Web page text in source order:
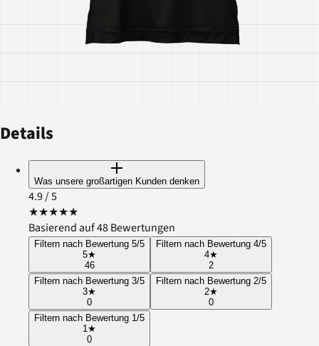
Details
Was unsere großartigen Kunden denken
4.9/ 5
★★★★★
Basierend auf 48 Bewertungen
Filtern nach Bewertung 5/5
5★
46
Filtern nach Bewertung 4/5
4★
2
Filtern nach Bewertung 3/5
3★
0
Filtern nach Bewertung 2/5
2★
0
Filtern nach Bewertung 1/5
1★
0